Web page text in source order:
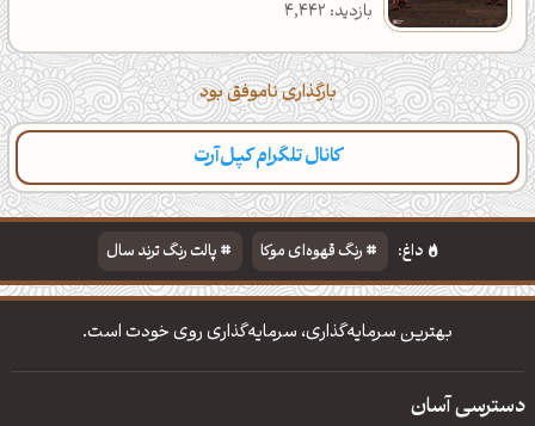
بازدید: 4,442
بارگذاری ناموفق بود
کانال تلگرام کپل‌آرت
داغ: رنگ قهوه‌ای موکا
پالت رنگ ترند سال
دانلود والپیپر مذهبی
تایپوگرافی شعر مولانا
بهترین سرمایه‌گذاری، سرمایه‌گذاری روی خودت است.
دسترسی آسان